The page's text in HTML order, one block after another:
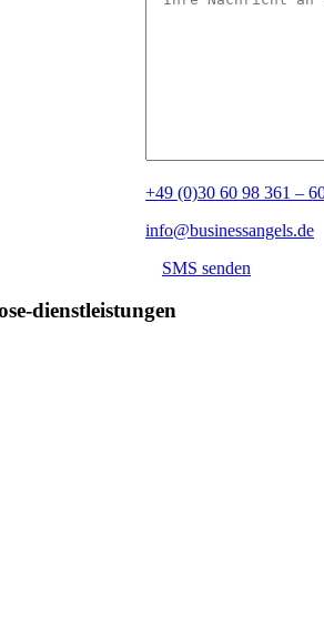
+49 (0)30 60 98 361 –
info@businessangels.de
SMS senden
dienstleistungen